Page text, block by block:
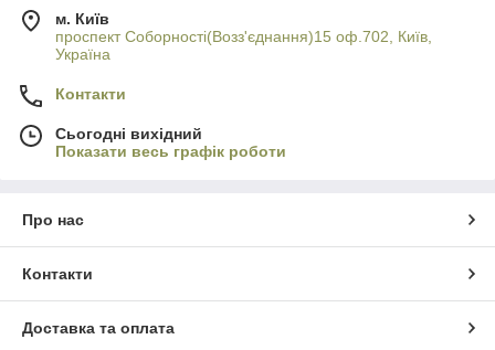
м. Київ
проспект Соборності(Возз'єднання)15 оф.702, Київ,
Україна
Контакти
Сьогодні вихідний
Показати весь графік роботи
Про нас
Контакти
Доставка та оплата